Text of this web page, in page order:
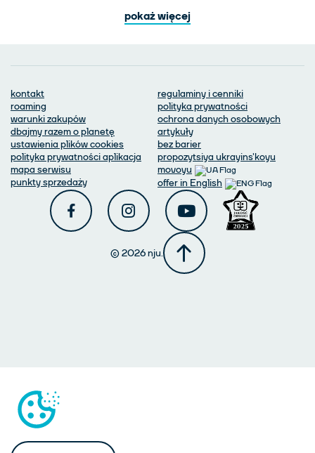
pokaż więcej
kontakt
roaming
warunki zakupów
dbajmy razem o planetę
ustawienia plików cookies
polityka prywatności aplikacja
mapa serwisu
punkty sprzedaży
regulaminy i cenniki
polityka prywatności
ochrona danych osobowych
artykuły
bez barier
propozytsiya ukrayins'koyu
movoyu
offer in English
© 2026 nju.